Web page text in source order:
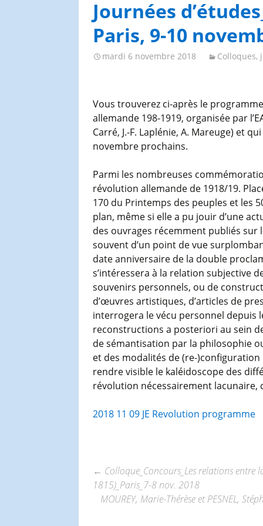
l’AGES
Journées
Paris, 9-10
mardi 6 novembre 2018 Colloques,
Vous trouverez ci-après le
allemande 198-1919, organisée par
Carré, J.-F. Laplénie, A. Mareuge) et
novembre prochains.
Parmi les nombreuses
révolution allemande de 1918/19.
170 du Printemps des peuples et les
plan, même si elle a pu jouir d’une
des ouvrages récemment publiés sur
souvent d’un point de vue
date anniversaire de la double
s’intéressera à la relation subjective
souvenirs personnels, ou de
d’œuvres artistiques, d’articles de
interrogera le vécu personnel depuis
reconstructions a posteriori au sein
de sémantisation par la philosophie
et des modalités de (re-)configuration
rendre visible le kaléidoscope des
révolution nécessairement
2018 11 09 JE Revolution programme
Navigation
← Colloque_Concours_Les relations entre
1815)_Paris_7-8 nov. 2018
MOUREY, Marie-Thérèse et PESNEL,